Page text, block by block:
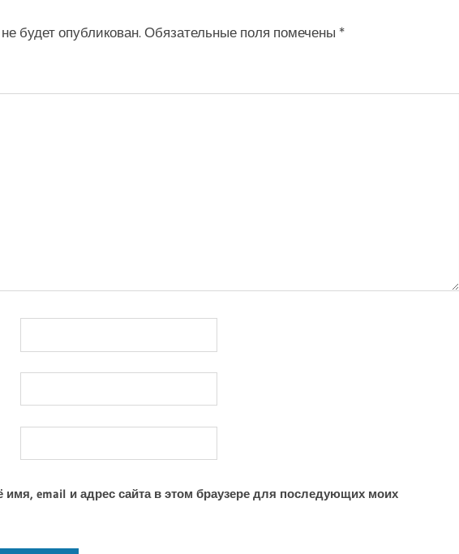
будет опубликован.Обязательные поля помечены *
имя, email и адрес сайта в этом браузере для последующих моих